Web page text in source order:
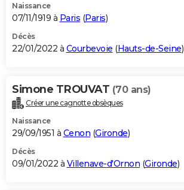
Naissance
07/11/1919 à Paris (Paris)
Décès
22/01/2022 à Courbevoie (Hauts-de-Seine)
Simone TROUVAT (70 ans)
Créer une cagnotte obsèques
Naissance
29/09/1951 à Cenon (Gironde)
Décès
09/01/2022 à Villenave-d'Ornon (Gironde)